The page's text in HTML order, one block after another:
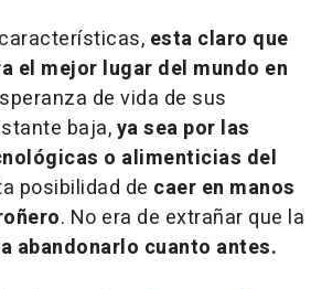
esta claro que
el mejor lugar del mundo en
de vida de sus
baja,ya sea por las
o alimenticias del
posibilidad de caer en manos
. No era de extrañar que la
abandonarlo cuanto antes.